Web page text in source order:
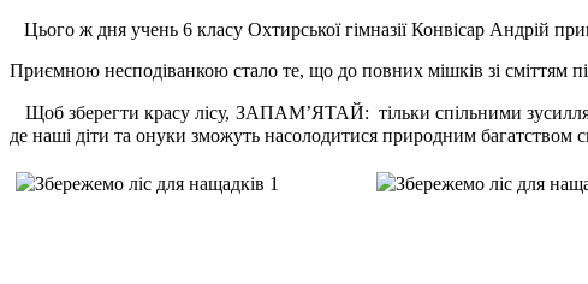
Цього ж дня учень 6 класу Охтирської гімназії Конвісар Андрій
Приємною несподіванкою стало те, що до повних мішків зі сміттям
Щоб зберегти красу лісу, ЗАПАМ’ЯТАЙ: тільки спільними
де наші діти та онуки зможуть насолодитися природним багатством